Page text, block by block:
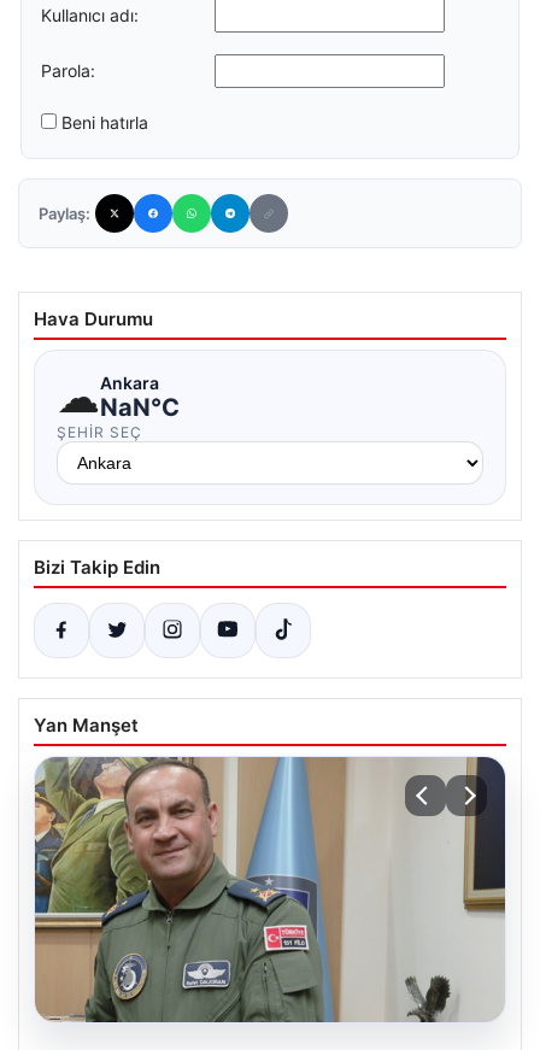
Kullanıcı adı:
Parola:
Beni hatırla
Paylaş:
Hava Durumu
☁Ankara
NaN°C
ŞEHIR SEÇ
Bizi Takip Edin
Yan Manşet